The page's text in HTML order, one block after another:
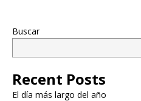
Buscar
Recent Posts
El día más largo del año